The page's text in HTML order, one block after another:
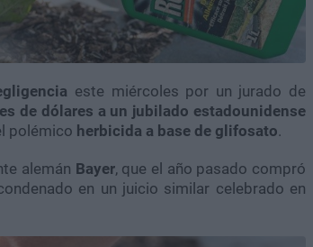
este miércoles por un jurado de
de dólares a un jubilado estadounidense
polémico herbicida a base de glifosato.
alemán Bayer, que el año pasado compró
en un juicio similar celebrado en